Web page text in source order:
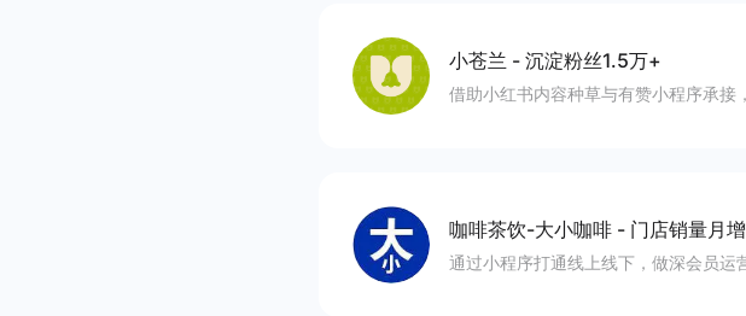
小苍兰 - 沉淀粉丝1.5万+
借助小红书内容种草与有赞小程序承接
咖啡茶饮-大小咖啡 - 门店销量月
通过小程序打通线上线下，做深会员运